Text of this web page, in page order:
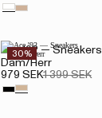
30%
Ace '92 — Sneakers
Dam/Herr
979 SEK1 399 SEK